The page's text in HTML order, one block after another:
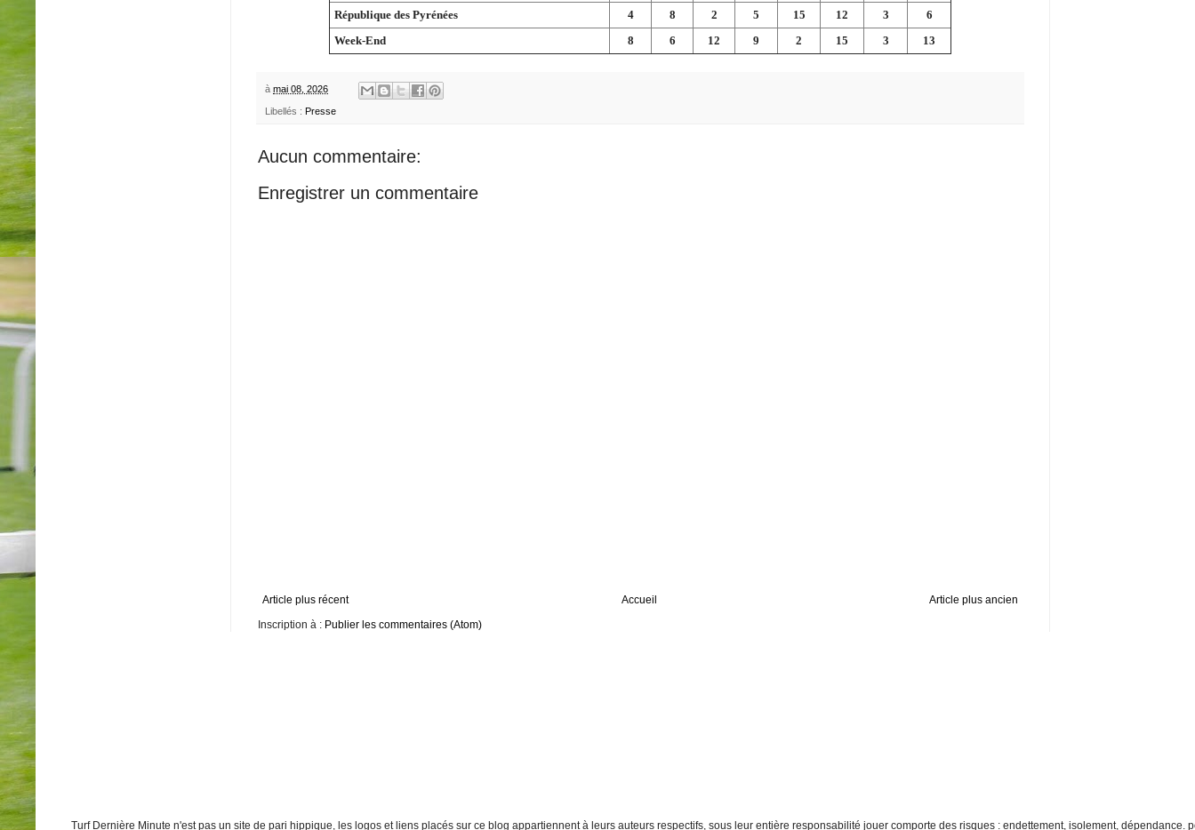
République des Pyrénées
4 8 2 5 15 12 3
6
Week-End
8 6 12 9 2 15 3 13
à mai 08, 2026
Libellés : Presse
Aucun commentaire:
Enregistrer un commentaire
Article plus récent Article plus ancien
Accueil
Inscription à : Publier les commentaires (Atom)
Turf Dernière Minute n'est pas un site de pari hippique, les logos et liens placés sur ce blog appartiennent à leurs auteurs respectifs, sous leur entière responsabilité jouer comporte des risques : endettement, isolement, dépendance.